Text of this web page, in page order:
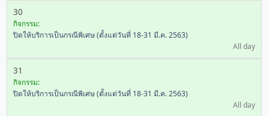
30
กิจกรรม:
ปิดให้บริการเป็นกรณีพิเศษ (ตั้งแต่วันที่ 18-31 มี.ค. 2563)
All day
31
กิจกรรม:
ปิดให้บริการเป็นกรณีพิเศษ (ตั้งแต่วันที่ 18-31 มี.ค. 2563)
All day